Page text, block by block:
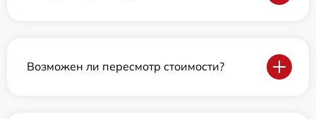
Возможен ли пересмотр стоимости?